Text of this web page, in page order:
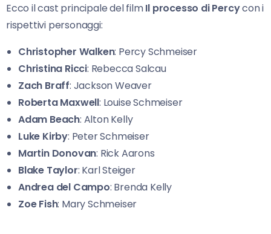
Ecco il cast principale del filmIl processo di Percycon i
rispettivi personaggi:
Christopher Walken: Percy Schmeiser
Christina Ricci: Rebecca Salcau
Zach Braff: Jackson Weaver
Roberta Maxwell: Louise Schmeiser
Adam Beach: Alton Kelly
Luke Kirby: Peter Schmeiser
Martin Donovan: Rick Aarons
Blake Taylor: Karl Steiger
Andrea del Campo: Brenda Kelly
Zoe Fish: Mary Schmeiser